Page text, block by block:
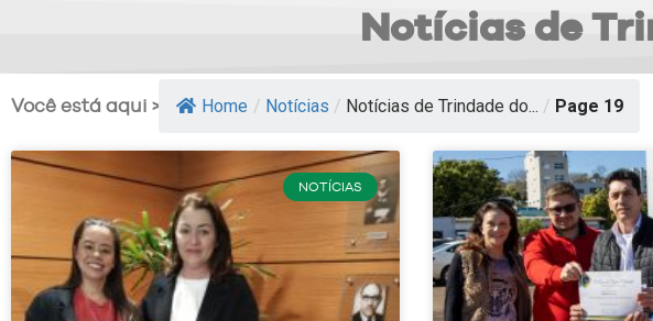
Notícias de
Você está aqui >> Home / Notícias / Notícias de Trindade do... / Page 19
NOTÍCIAS